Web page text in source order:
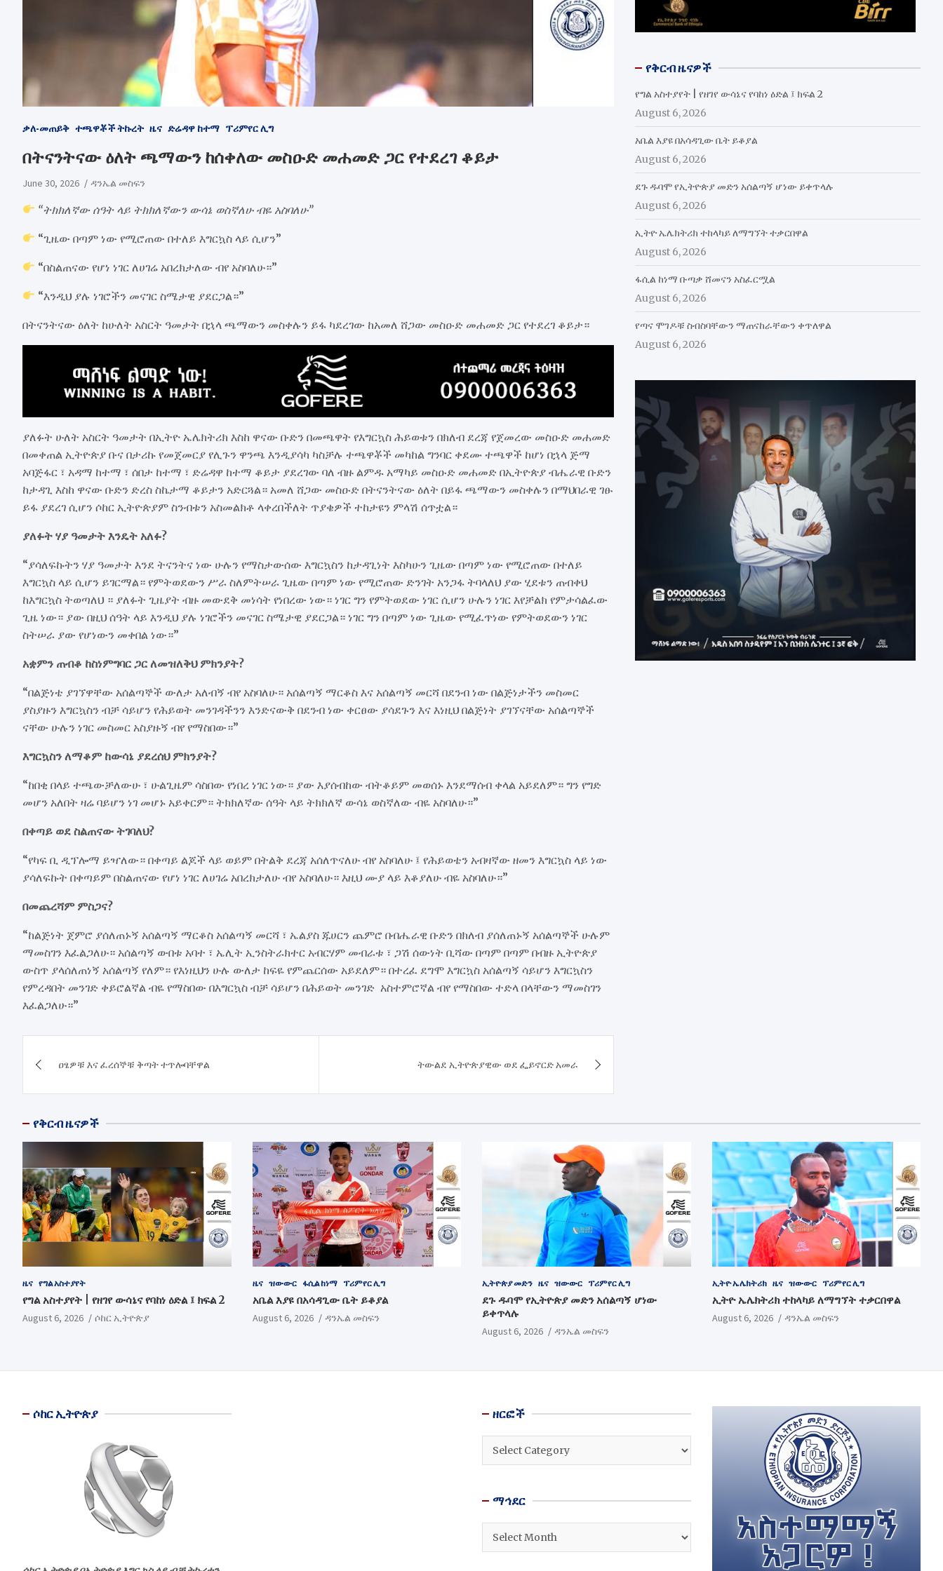
ቃለ-መጠይቅ ተጫዋቾች ትኩረት ዜና ድሬዳዋ ከተማ ፕሪምየር ሊግ
በትናንትናው ዕለት ጫማውን ከሰቀለው መስዑድ መሐመድ ጋር የተደረገ ቆይታ
June 30, 2026 ዳንኤል መስፍን
“ትክክለኛው ሰዓት ላይ ትክክለኛውን ውሳኔ ወስኛለሁ ብዬ አስባለሁ”
“ጊዜው በጣም ነው የሚሮጠው በተለይ እግርኳስ ላይ ሲሆን”
“በስልጠናው የሆነ ነገር ለሀገሬ አበረክታለው ብየ አስባለሁ።”
“እንዲህ ያሉ ነገሮችን መናገር ስሜታዊ ያደርጋል።”
በትናንትናው ዕለት ከሁለት አስርት ዓመታት በኋላ ጫማውን መስቀሉን ይፋ ካደረገው ከአመለ ሸጋው መስዑድ መሐመድ ጋር የተደረገ ቆይታ።
ያለፉት ሁለት አስርት ዓመታት በኢትዮ ኤሌክትሪክ እስከ ዋናው ቡድን በመጫዋት የእግርኳስ ሕይወቱን በክለብ ደረጃ የጀመረው መስዑድ መሐመድ
በመቀጠል ኢትዮጵያ ቡና በታሪኩ የመጀመርያ የሊጉን ዋንጫ እንዲያሳካ ካስቻሉ ተጫዋቾች መካከል ግንባር ቀደሙ ተጫዋች ከሆነ በኋላ ጅማ
አባጅፋር ፣ አዳማ ከተማ ፣ ሰበታ ከተማ ፣ ድሬዳዋ ከተማ ቆይታ ያደረገው ባለ ብዙ ልምዱ አማካይ መስዑድ መሐመድ በኢትዮጵያ ብሔራዊ ቡድን
ከታዳጊ እስከ ዋናው ቡድን ድረስ ስኬታማ ቆይታን አድርጓል። አመለ ሸጋው መስዑድ በትናንትናው ዕለት በይፋ ጫማውን መስቀሉን በማህበራዊ ገፁ
ይፋ ያደረገ ሲሆን ሶከር ኢትዮጵያም ስንብቱን አስመልክቶ ላቀረበችለት ጥያቄዎች ተከታዩን ምላሽ ሰጥቷል።
ያለፉት ሃያ ዓመታት እንዴት አለፉ?
“ያሳለፍኩትን ሃያ ዓመታት እንደ ትናንትና ነው ሁሉን የማስታውሰው እግርኳስን ከታዳጊነት እስካሁን ጊዜው በጣም ነው የሚሮጠው በተለይ
እግርኳስ ላይ ሲሆን ይገርማል። የምትወደውን ሥራ ስለምትሠራ ጊዜው በጣም ነው የሚሮጠው ድንገት አንጋፋ ትባላለህ ያው ሂደቱን ጠብቀህ
ከእግርኳስ ትወጣለህ ። ያለፉት ጊዜያት ብዙ መውደቅ መነሳት የነበረው ነው። ነገር ግን የምትወደው ነገር ሲሆን ሁሉን ነገር እየቻልክ የምታሳልፈው
ጊዜ ነው። ያው በዚህ ሰዓት ላይ እንዲህ ያሉ ነገሮችን መናገር ስሜታዊ ያደርጋል። ነገር ግን በጣም ነው ጊዜው የሚፈጥነው የምትወደውን ነገር
ስትሠራ ያው የሆነውን መቀበል ነው።”
አቋምን ጠብቆ ከስነምግባር ጋር ለመዝለቅህ ምክንያት?
“በልጅነቴ ያገኘዋቸው አሰልጣኞች ውለታ አለብኝ ብየ አስባለሁ። አሰልጣኝ ማርቆስ እና አሰልጣኝ መርሻ በደንብ ነው በልጅነታችን መስመር
ያስያዙን እግርኳስን ብቻ ሳይሆን የሕይወት መንገዳችንን እንድናውቅ በደንብ ነው ቀርፀው ያሳደጉን እና እነዚህ በልጅነት ያገኘናቸው አሰልጣኞች
ናቸው ሁሉን ነገር መስመር አስያዙኝ ብየ የማስበው።”
እግርኳስን ለማቆም ከውሳኔ ያደረሰህ ምክንያት?
“ከበቂ በላይ ተጫውቻለውሁ ፣ ሁልጊዜም ሳስበው የነበረ ነገር ነው። ያው እያሰብከው ብትቆይም መወሰኑ እንደማሰብ ቀላል አይደለም። ግን የግድ
መሆን አለበት ዛሬ ባይሆን ነገ መሆኑ አይቀርም። ትክክለኛው ሰዓት ላይ ትክክለኛ ውሳኔ ወስኛለው ብዬ አስባለሁ።”
በቀጣይ ወደ ስልጠናው ትገባለህ?
“የካፍ ቢ ዲፕሎማ ይዣለው። በቀጣይ ልጆች ላይ ወይም በትልቅ ደረጃ አሰለጥናለሁ ብየ አስባለሁ ፤ የሕይወቴን አብዛኛው ዘመን እግርኳስ ላይ ነው
ያሳለፍኩት በቀጣይም በስልጠናው የሆነ ነገር ለሀገሬ አበረክታለሁ ብየ አስባለሁ። እዚህ ሙያ ላይ እቆያለሁ ብዬ አስባለሁ።”
በመጨረሻም ምስጋና?
“ከልጅነት ጀምሮ ያሰለጠኑኝ አሰልጣኝ ማርቆስ አሰልጣኝ መርሻ ፣ ኤልያስ ጁሀርን ጨምሮ በብሔራዊ ቡድን በክለብ ያሰለጠኑኝ አሰልጣኞች ሁሉም
ማመስገን እፈልጋለሁ። አሰልጣኝ ውበቱ አባተ ፣ ኤሊት ኢንስትራክተር አብርሃም መብራቱ ፣ ጋሽ ሰውነት ቢሻው በጣም በጣም በብዙ ኢትዮጵያ
ውስጥ ያላሰለጠነኝ አሰልጣኝ የለም። የእነዚህን ሁሉ ውለታ ከፍዬ የምጨርሰው አይደለም። በተረፈ ደግሞ እግርኳስ አሰልጣኝ ሳይሆን እግርኳስን
የምረዳበት መንገድ ቀይሮልኛል ብዬ የማስበው በእግርኳስ ብቻ ሳይሆን በሕይወት መንገድ አስተምሮኛል ብየ የማስበው ተድላ በላቸውን ማመስገን
እፈልጋለሁ።”
navigation
ዐፄዎቹ እና ፈረሰኞቹ ቅጣት ተጥሎባቸዋል ትውልደ ኢትዮጵያዊው ወደ ፌይኖርድ አመራ
የቅርብ ዜናዎች
የግል አስተያየት | የዘገየ ውሳኔና የባከነ ዕድል ፤ ክፍል 2
August 6, 2026
አቤል እያዩ በአሳዳጊው ቤት ይቆያል
August 6, 2026
ደጉ ዱባሞ የኢትዮጵያ መድን አሰልጣኝ ሆነው ይቀጥላሉ
August 6, 2026
ኢትዮ ኤሌክትሪክ ተከላካይ ለማግኘት ተቃርበዋል
August 6, 2026
ፋሲል ከነማ ቡጣቃ ሸመናን አስፈርሟል
August 6, 2026
የጣና ሞገዶቹ ስብስባቸውን ማጠናከራቸውን ቀጥለዋል
August 6, 2026
የቅርብ ዜናዎች
ዜና የግል አስተያየት
የግል አስተያየት | የዘገየ ውሳኔና የባከነ ዕድል ፤ ክፍል 2
August 6, 2026 ሶከር ኢትዮጵያ
ዜና ዝውውር ፋሲል ከነማ ፕሪምየር ሊግ
አቤል እያዩ በአሳዳጊው ቤት ይቆያል
August 6, 2026 ዳንኤል መስፍን
ኢትዮጵያ መድን ዜና ዝውውር ፕሪምየር ሊግ
ደጉ ዱባሞ የኢትዮጵያ መድን አሰልጣኝ ሆነው
ይቀጥላሉ
August 6, 2026 ዳንኤል መስፍን
ኢትዮ ኤሌክትሪክ ዜና ዝውውር ፕሪምየር ሊግ
ኢትዮ ኤሌክትሪክ ተከላካይ ለማግኘት ተቃርበዋል
August 6, 2026 ዳንኤል መስፍን
ሶከር ኢትዮጵያ ዘርፎች
ዘርፎች
ማኅደር
ማኅደር